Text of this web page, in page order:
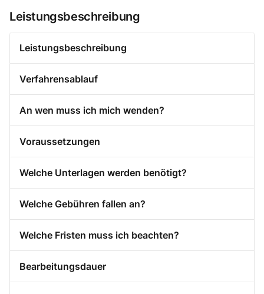
Leistungsbeschreibung
Leistungsbeschreibung
Verfahrensablauf
An wen muss ich mich wenden?
Voraussetzungen
Welche Unterlagen werden benötigt?
Welche Gebühren fallen an?
Welche Fristen muss ich beachten?
Bearbeitungsdauer